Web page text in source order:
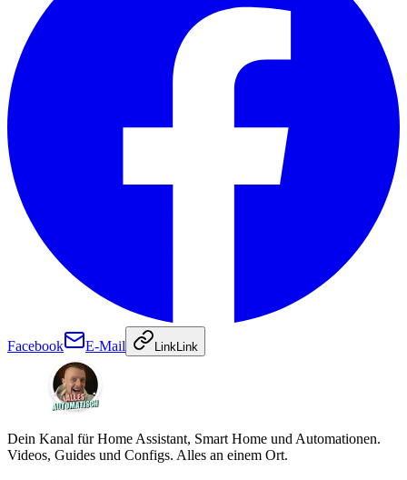
Facebook E-Mail LinkLink
Dein Kanal für Home Assistant, Smart Home und Automationen.
Videos, Guides und Configs. Alles an einem Ort.